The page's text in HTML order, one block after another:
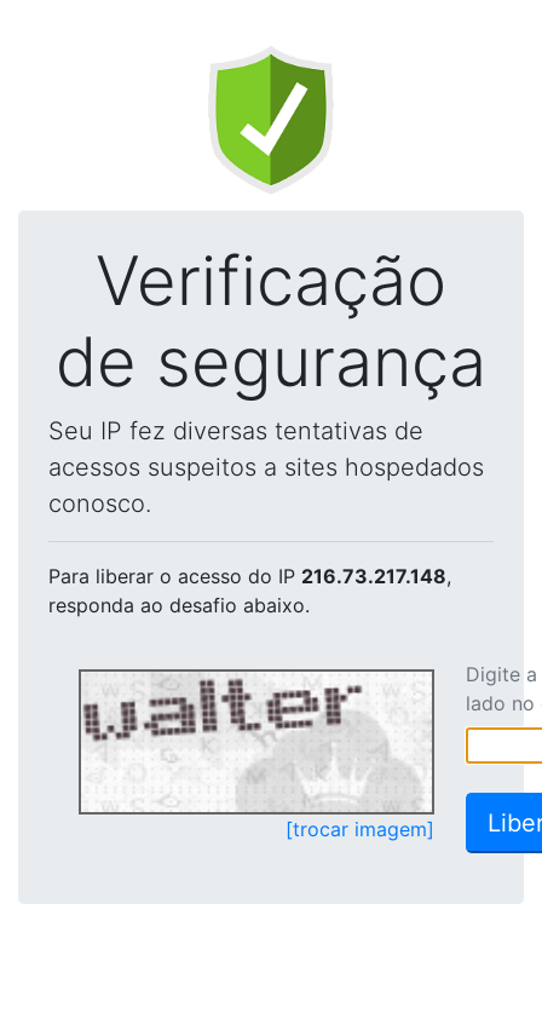
Verificação
de segurança
Seu IP fez diversas tentativas de
acessos suspeitos a sites hospedados
conosco.
Para liberar o acesso do IP 216.73.217.148,
responda ao desafio abaixo.
[trocar imagem]
Digite
lado no